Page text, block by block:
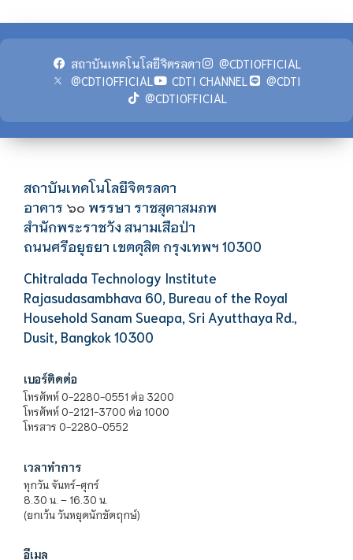
สถาบันเทคโนโลยีจิตรลดา
@CDTIOFFICIAL
@CDTIOFFICIAL
CDTI CHANNEL
@CDTI
@CDTIOFFICIAL
สถาบันเทคโนโลยีจิตรลดา
อาคาร ๖๐ พรรษา ราชสุดาสมภพ
สำนักพระราชวัง สนามเสือป่า
ถนนศรีอยุธยา เขตดุสิต กรุงเทพฯ 10300
Chitralada Technology Institute
Rajasudasambhava 60, Bureau of the Royal
Household Sanam Sueapa, Sri Ayutthaya Rd.,
Dusit, Bangkok 10300
เบอร์ติดต่อ
โทรศัพท์ 0-2280-0551 ต่อ 3200
โทรศัพท์ 0-2121-3700 ต่อ 1000
โทรสาร 0-2280-0552
เวลาทำการ
ทุกวัน จันทร์-ศุกร์
8.30 น. – 16.30 น.
(ยกเว้น วันหยุดนักขัตฤกษ์)
อีเมล